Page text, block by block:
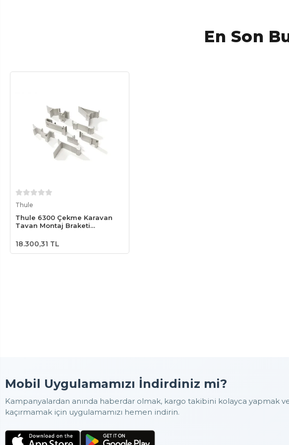
En Son
Thule
Thule 6300 Çekme Karavan
Tavan Montaj Braketi
18.300,31 TL
Mobil Uygulamamızı İndirdiniz mi?
Kampanyalardan anında haberdar olmak, kargo takibini kolayca yapmak
kaçırmamak için uygulamamızı hemen indirin.